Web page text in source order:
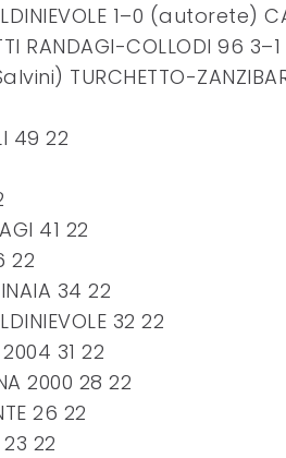
1–0 (autorete)
RANDAGI-COLLODI 96
TURCHETTO-
49 22
41 22
22
34 22
32 22
2004 31 22
2000 28 22
26 22
23 22